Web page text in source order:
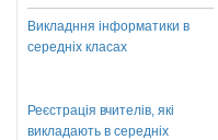
Викладння інформатики в
середніх класах
Реєстрація вчителів, які
викладають в середніх